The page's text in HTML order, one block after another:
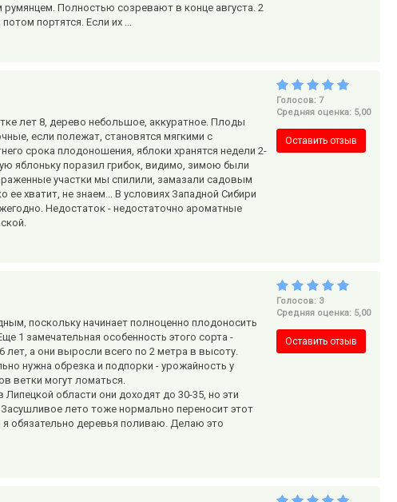
Полностью созревают в конце августа. 2
портятся. Если их ...
лет 8, дерево небольшое, аккуратное. Плоды
если полежат, становятся мягкими с
срока плодоношения, яблоки хранятся недели 2-
яблоньку поразил грибок, видимо, зимою были
участки мы спилили, замазали садовым
хватит, не знаем... В условиях Западной Сибири
Недостаток - недостаточно ароматные
Голосов: 7
Средняя оценка: 5,00
Оставить отзыв
поскольку начинает полноценно плодоносить
1 замечательная особенность этого сорта -
лет, а они выросли всего по 2 метра в высоту.
нужна обрезка и подпорки - урожайность у
ветки могут ломаться.
области они доходят до 30-35, но эти
лето тоже нормально переносит этот
обязательно деревья поливаю. Делаю это
Голосов: 3
Средняя оценка: 5,00
Оставить отзыв